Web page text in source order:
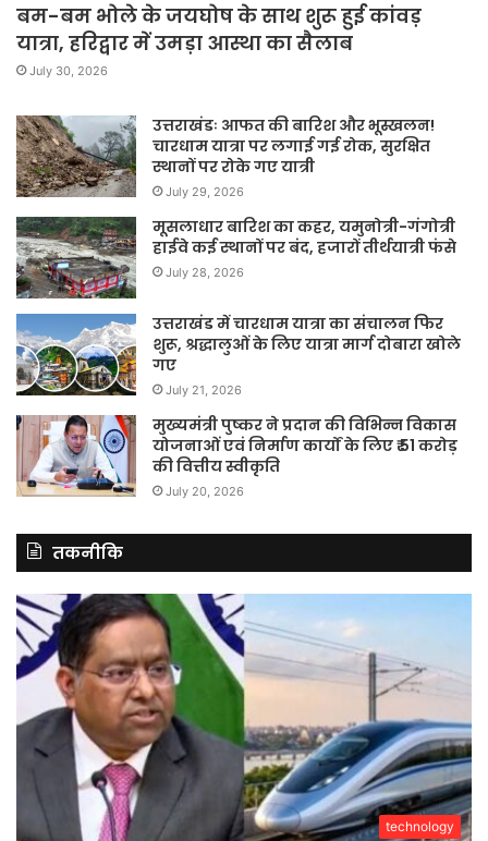
बम-बम भोले के जयघोष के साथ शुरू हुई कांवड़
यात्रा, हरिद्वार में उमड़ा आस्था का सैलाब
July 30, 2026
उत्तराखंडः आफत की बारिश और भूस्खलन!
चारधाम यात्रा पर लगाई गई रोक, सुरक्षित
स्थानों पर रोके गए यात्री
July 29, 2026
मूसलाधार बारिश का कहर, यमुनोत्री-गंगोत्री
हाईवे कई स्थानों पर बंद, हजारों तीर्थयात्री फंसे
July 28, 2026
उत्तराखंड में चारधाम यात्रा का संचालन फिर
शुरू, श्रद्धालुओं के लिए यात्रा मार्ग दोबारा खोले
गए
July 21, 2026
मुख्यमंत्री पुष्कर ने प्रदान की विभिन्न विकास
योजनाओं एवं निर्माण कार्यों के लिए ₹ 51 करोड़
की वित्तीय स्वीकृति
July 20, 2026
तकनीकि
technology